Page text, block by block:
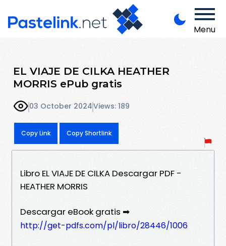
Menu
EL VIAJE DE CILKA HEATHER
MORRIS ePub gratis
03 October 2024Views: 189
Copy Link Copy Shortlink
Libro EL VIAJE DE CILKA Descargar PDF -
HEATHER MORRIS
Descargar eBook gratis ➡
http://get-pdfs.com/pl/libro/28446/1006